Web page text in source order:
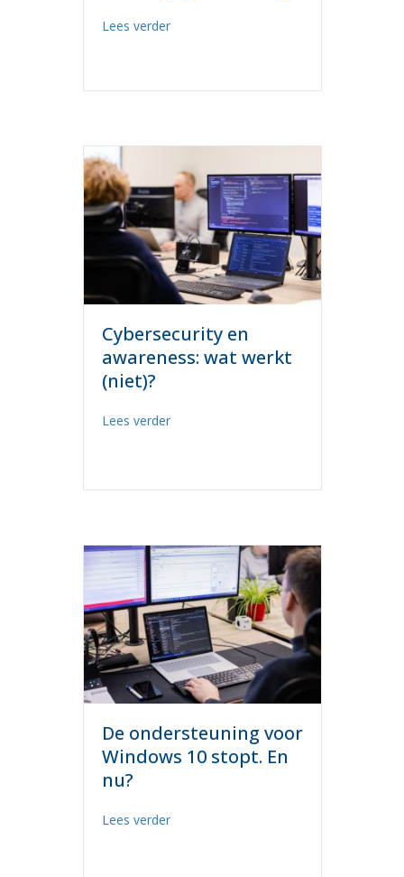
Lees verderabout Terugblik event | Dinsdag:
Cybersecurity en
awareness: wat werkt
(niet)?
Lees verderabout Cybersecurity en awareness: wat
De ondersteuning voor
Windows 10 stopt. En
nu?
Lees verderabout De ondersteuning voor Windows